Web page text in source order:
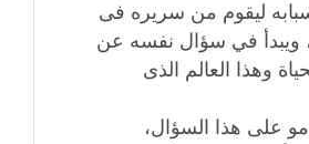
ليقوم من سريره فى
ويبدأ في سؤال نفسه عن
وهذا العالم الذى
على هذا السؤال،